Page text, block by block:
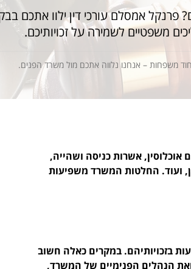
פרנקל אמסלם עורכי דין ילוו אתכם
משפטיים לשמירה על זכויותיכם.
משפחות – אנחנו נלווה אתכם מול משרד הפנים.
אשרות כניסה ושהייה,
ועוד. החלטות המשרד משפיעות
בזכויותיהם. במקרים כאלה חשוב
הנהלים הפנימיים של המשרד,